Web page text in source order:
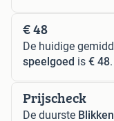
€ 48
De huidige
speelgoed is € 48.
Prijscheck
De duurste